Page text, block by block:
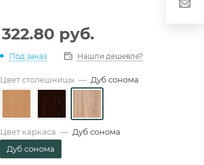
322.80 руб.
Под заказ Нашли дешевле?
Цвет столешницы — Дуб сонома
Цвет каркаса — Дуб сонома
Дуб сонома